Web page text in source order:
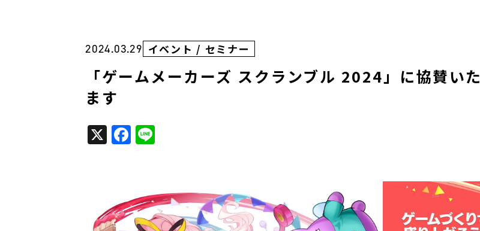
セキュ
モ
サイ
エンタ
負荷
2024.03.29 イベント / セミナー
「ゲームメーカーズ スクランブル 2024」に協賛い
ます
X Facebook